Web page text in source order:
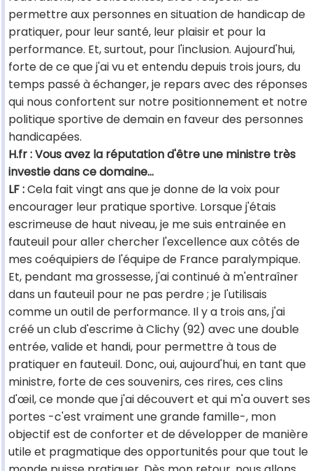
permettre aux personnes en situation de handicap de
pratiquer, pour leur santé, leur plaisir et pour la
performance. Et, surtout, pour l'inclusion. Aujourd'hui,
forte de ce que j'ai vu et entendu depuis trois jours, du
temps passé à échanger, je repars avec des réponses
qui nous confortent sur notre positionnement et notre
politique sportive de demain en faveur des personnes
handicapées.
H.fr : Vous avez la réputation d'être une ministre très
investie dans ce domaine...
LF :Cela fait vingt ans que je donne de la voix pour
encourager leur pratique sportive. Lorsque j'étais
escrimeuse de haut niveau, je me suis entrainée en
fauteuil pour aller chercher l'excellence aux côtés de
mes coéquipiers de l'équipe de France paralympique.
Et, pendant ma grossesse, j'ai continué à m'entraîner
dans un fauteuil pour ne pas perdre ; je l'utilisais
comme un outil de performance. Il y a trois ans, j'ai
créé un club d'escrime à Clichy (92) avec une double
entrée, valide et handi, pour permettre à tous de
pratiquer en fauteuil. Donc, oui, aujourd'hui, en tant que
ministre, forte de ces souvenirs, ces rires, ces clins
d'œil, ce monde que j'ai découvert et qui m'a ouvert ses
portes -c'est vraiment une grande famille-, mon
objectif est de conforter et de développer de manière
utile et pragmatique des opportunités pour que tout le